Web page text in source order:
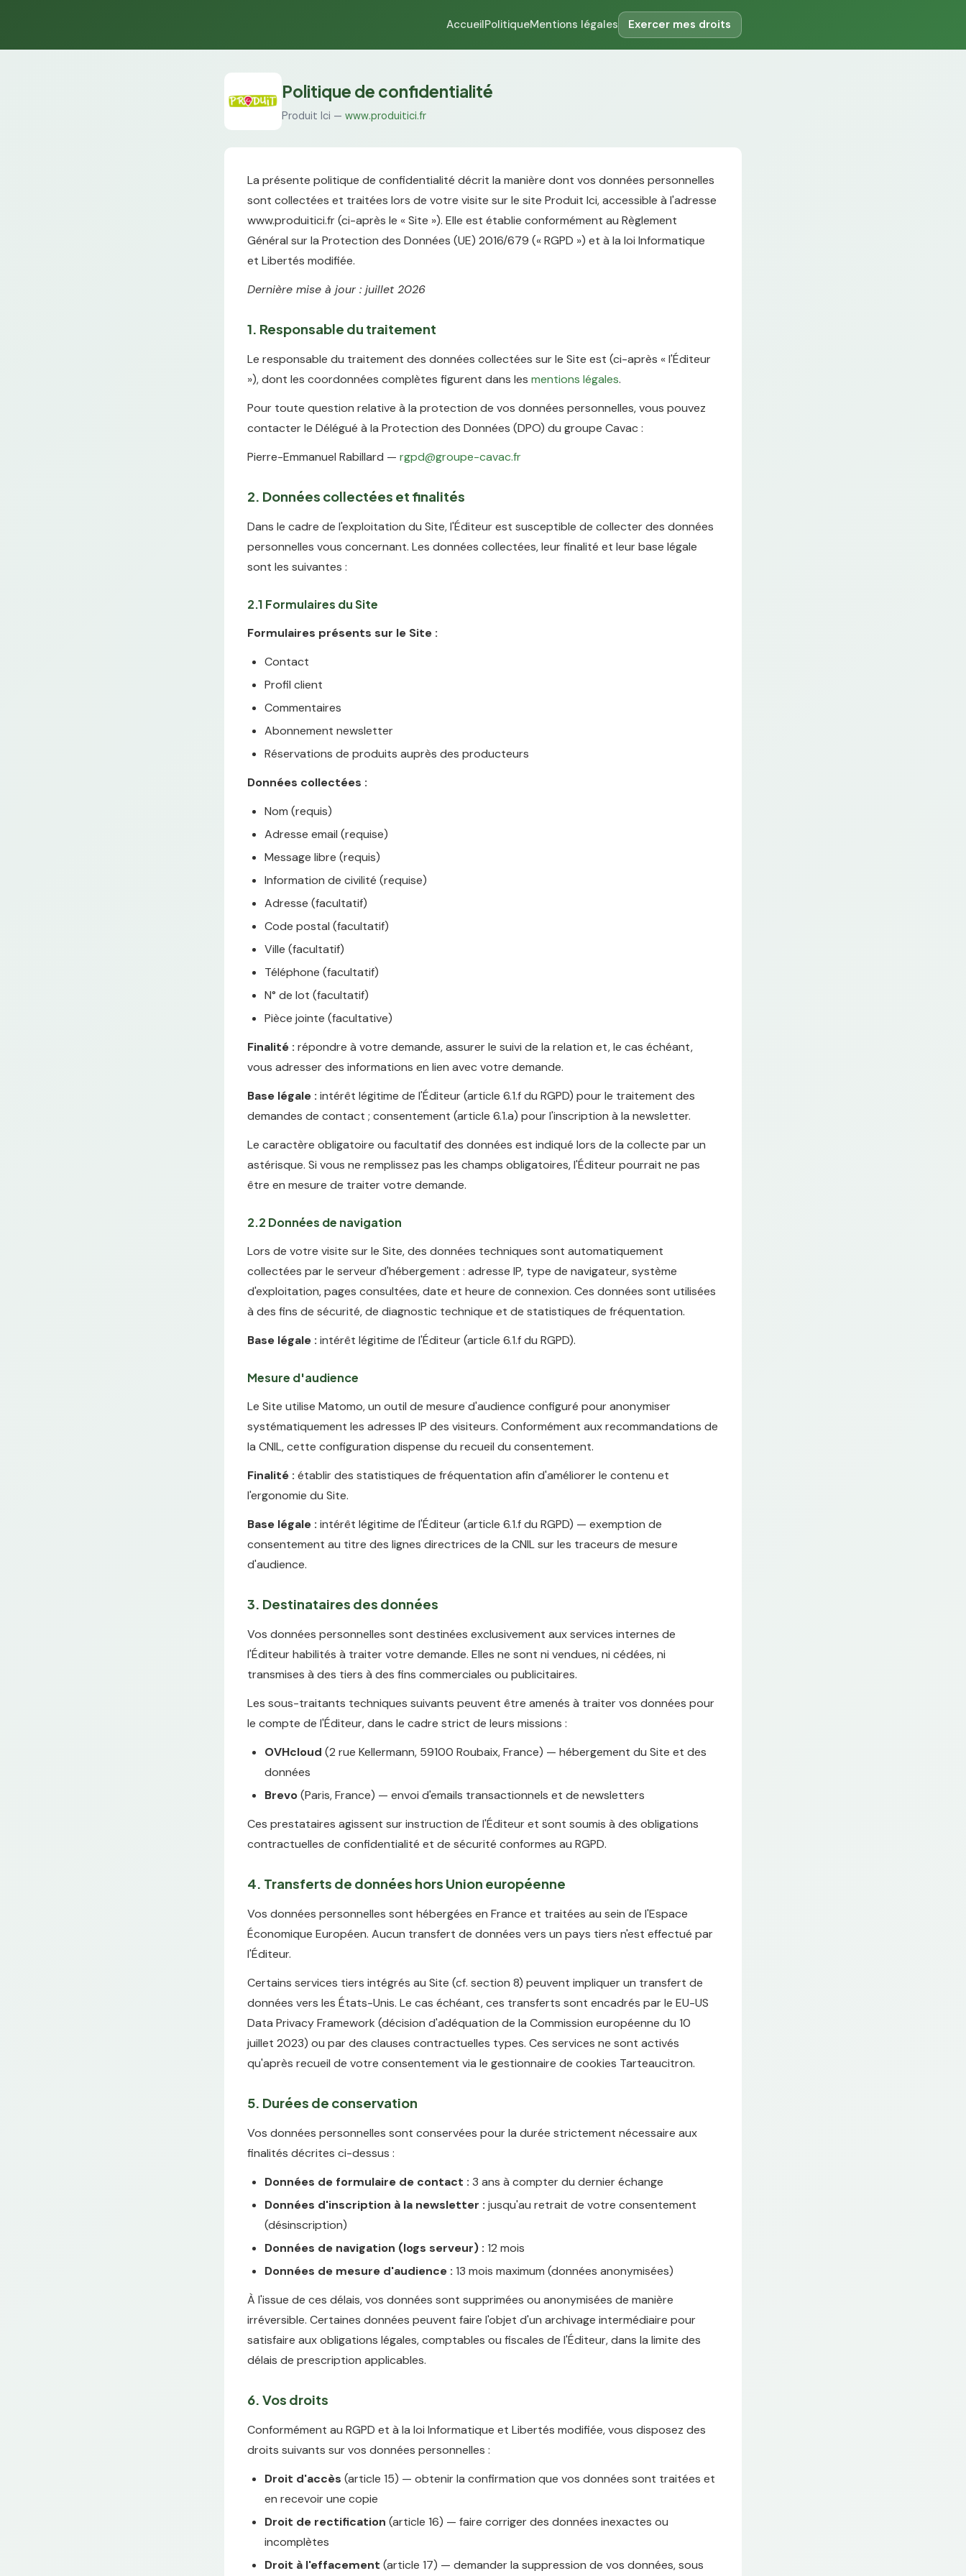
AccueilPolitiqueMentions légales Exercer mes droits
Politique de confidentialité
Produit Ici — www.produitici.fr
La présente politique de confidentialité décrit la manière dont vos données personnelles
sont collectées et traitées lors de votre visite sur le site Produit Ici, accessible à l'adresse
www.produitici.fr (ci-après le « Site »). Elle est établie conformément au Règlement
Général sur la Protection des Données (UE) 2016/679 (« RGPD ») et à la loi Informatique
et Libertés modifiée.
Dernière mise à jour : juillet 2026
1. Responsable du traitement
Le responsable du traitement des données collectées sur le Site est (ci-après « l'Éditeur
»), dont les coordonnées complètes figurent dans les mentions légales.
Pour toute question relative à la protection de vos données personnelles, vous pouvez
contacter le Délégué à la Protection des Données (DPO) du groupe Cavac :
Pierre-Emmanuel Rabillard — rgpd@groupe-cavac.fr
2. Données collectées et finalités
Dans le cadre de l'exploitation du Site, l'Éditeur est susceptible de collecter des données
personnelles vous concernant. Les données collectées, leur finalité et leur base légale
sont les suivantes :
2.1 Formulaires du Site
Formulaires présents sur le Site :
Contact
Profil client
Commentaires
Abonnement newsletter
Réservations de produits auprès des producteurs
Données collectées :
Nom (requis)
Adresse email (requise)
Message libre (requis)
Information de civilité (requise)
Adresse (facultatif)
Code postal (facultatif)
Ville (facultatif)
Téléphone (facultatif)
N° de lot (facultatif)
Pièce jointe (facultative)
Finalité : répondre à votre demande, assurer le suivi de la relation et, le cas échéant,
vous adresser des informations en lien avec votre demande.
Base légale : intérêt légitime de l'Éditeur (article 6.1.f du RGPD) pour le traitement des
demandes de contact ; consentement (article 6.1.a) pour l'inscription à la newsletter.
Le caractère obligatoire ou facultatif des données est indiqué lors de la collecte par un
astérisque. Si vous ne remplissez pas les champs obligatoires, l'Éditeur pourrait ne pas
être en mesure de traiter votre demande.
2.2 Données de navigation
Lors de votre visite sur le Site, des données techniques sont automatiquement
collectées par le serveur d'hébergement : adresse IP, type de navigateur, système
d'exploitation, pages consultées, date et heure de connexion. Ces données sont utilisées
à des fins de sécurité, de diagnostic technique et de statistiques de fréquentation.
Base légale : intérêt légitime de l'Éditeur (article 6.1.f du RGPD).
Mesure d'audience
Le Site utilise Matomo, un outil de mesure d'audience configuré pour anonymiser
systématiquement les adresses IP des visiteurs. Conformément aux recommandations de
la CNIL, cette configuration dispense du recueil du consentement.
Finalité : établir des statistiques de fréquentation afin d'améliorer le contenu et
l'ergonomie du Site.
Base légale : intérêt légitime de l'Éditeur (article 6.1.f du RGPD) — exemption de
consentement au titre des lignes directrices de la CNIL sur les traceurs de mesure
d'audience.
3. Destinataires des données
Vos données personnelles sont destinées exclusivement aux services internes de
l'Éditeur habilités à traiter votre demande. Elles ne sont ni vendues, ni cédées, ni
transmises à des tiers à des fins commerciales ou publicitaires.
Les sous-traitants techniques suivants peuvent être amenés à traiter vos données pour
le compte de l'Éditeur, dans le cadre strict de leurs missions :
OVHcloud (2 rue Kellermann, 59100 Roubaix, France) — hébergement du Site et des
données
Brevo(Paris, France) — envoi d'emails transactionnels et de newsletters
Ces prestataires agissent sur instruction de l'Éditeur et sont soumis à des obligations
contractuelles de confidentialité et de sécurité conformes au RGPD.
4. Transferts de données hors Union européenne
Vos données personnelles sont hébergées en France et traitées au sein de l'Espace
Économique Européen. Aucun transfert de données vers un pays tiers n'est effectué par
l'Éditeur.
Certains services tiers intégrés au Site (cf. section 8) peuvent impliquer un transfert de
données vers les États-Unis. Le cas échéant, ces transferts sont encadrés par le EU-US
Data Privacy Framework (décision d'adéquation de la Commission européenne du 10
juillet 2023) ou par des clauses contractuelles types. Ces services ne sont activés
qu'après recueil de votre consentement via le gestionnaire de cookies Tarteaucitron.
5. Durées de conservation
Vos données personnelles sont conservées pour la durée strictement nécessaire aux
finalités décrites ci-dessus :
Données de formulaire de contact : 3 ans à compter du dernier échange
Données d'inscription à la newsletter : jusqu'au retrait de votre consentement
(désinscription)
Données de navigation (logs serveur) : 12 mois
Données de mesure d'audience : 13 mois maximum (données anonymisées)
À l'issue de ces délais, vos données sont supprimées ou anonymisées de manière
irréversible. Certaines données peuvent faire l'objet d'un archivage intermédiaire pour
satisfaire aux obligations légales, comptables ou fiscales de l'Éditeur, dans la limite des
délais de prescription applicables.
6. Vos droits
Conformément au RGPD et à la loi Informatique et Libertés modifiée, vous disposez des
droits suivants sur vos données personnelles :
Droit d'accès (article 15) — obtenir la confirmation que vos données sont traitées et
en recevoir une copie
Droit de rectification (article 16) — faire corriger des données inexactes ou
incomplètes
Droit à l'effacement (article 17) — demander la suppression de vos données, sous